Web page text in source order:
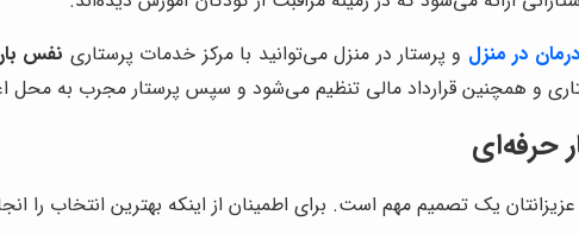
در منزل و پرستار در منزل می‌توانید با مرکز خدمات پرستاری نفس
و همچنین قرارداد مالی تنظیم می‌شود و سپس پرستار مجرب به محل
حرفه‌ای
یک تصمیم مهم است. برای اطمینان از اینکه بهترین انتخاب را